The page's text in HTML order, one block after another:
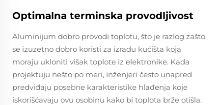
Optimalna terminska provodljivost
Aluminijum dobro provodi toplotu, što je razlog zašto
se izuzetno dobro koristi za izradu kućišta koja
moraju ukloniti višak toplote iz elektronike. Kada
projektuju nešto po meri, inženjeri često unapred
predviđaju posebne karakteristike hlađenja koje
iskorišćavaju ovu osobinu kako bi toplota brže otišla.